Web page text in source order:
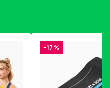
-17 %